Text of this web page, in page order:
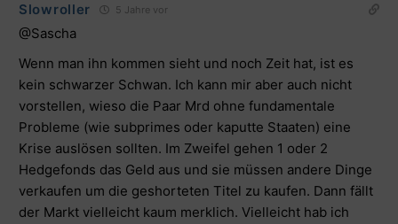
Slowroller 5 Jahre vor
@Sascha
Wenn man ihn kommen sieht und noch Zeit hat, ist es
kein schwarzer Schwan. Ich kann mir aber auch nicht
vorstellen, wieso die Paar Mrd ohne fundamentale
Probleme (wie subprimes oder kaputte Staaten) eine
Krise auslösen sollten. Im Zweifel gehen 1 oder 2
Hedgefonds das Geld aus und sie müssen andere Dinge
verkaufen um die geshorteten Titel zu kaufen. Dann fällt
der Markt vielleicht kaum merklich. Vielleicht hab ich